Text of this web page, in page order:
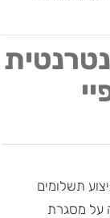
תשלומים
על מסגרת